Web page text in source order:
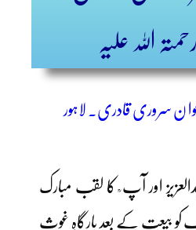
اللہ علیہ
اعوا ن سروری قادری۔ لاہور
اور آپ ؒ کا لقب مبارک
کو بیعت کے بعد بارگاہِ غوث